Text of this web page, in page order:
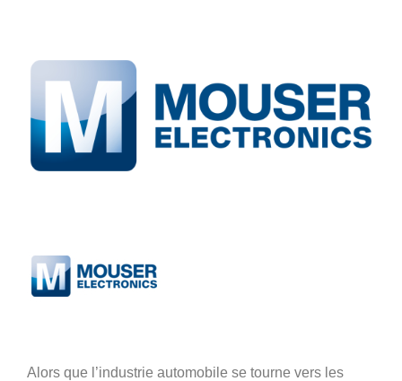
Alors que l’industrie automobile se tourne vers les